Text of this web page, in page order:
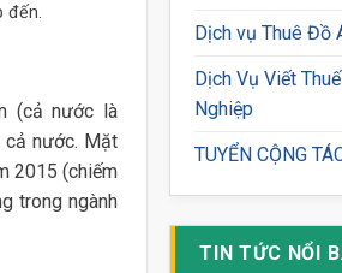
đến.
(cả nước là
cả nước. Mặt
2015 (chiếm
trong ngành
Dịch vụ Thuê Đồ
Dịch Vụ Viết
Nghiệp
TUYỂN CỘNG
TIN TỨC NỔI